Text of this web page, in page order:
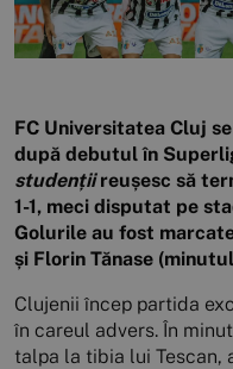
FC Universitatea Cluj
după debutul în
studențiireușesc să
1-1, meci disputat pe
Golurile au fost
și Florin Tănase
Clujenii încep partida
în careul advers. În
talpa la tibia lui